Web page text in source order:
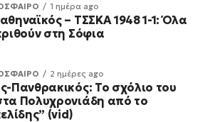
1 ημέρα ago
– ΤΣΣΚΑ 1948 1-1: Όλα
στη Σόφια
2 ημέρες ago
Πανθρακικός: Το σχόλιο του
Πολυχρονιάδη από το
(vid)